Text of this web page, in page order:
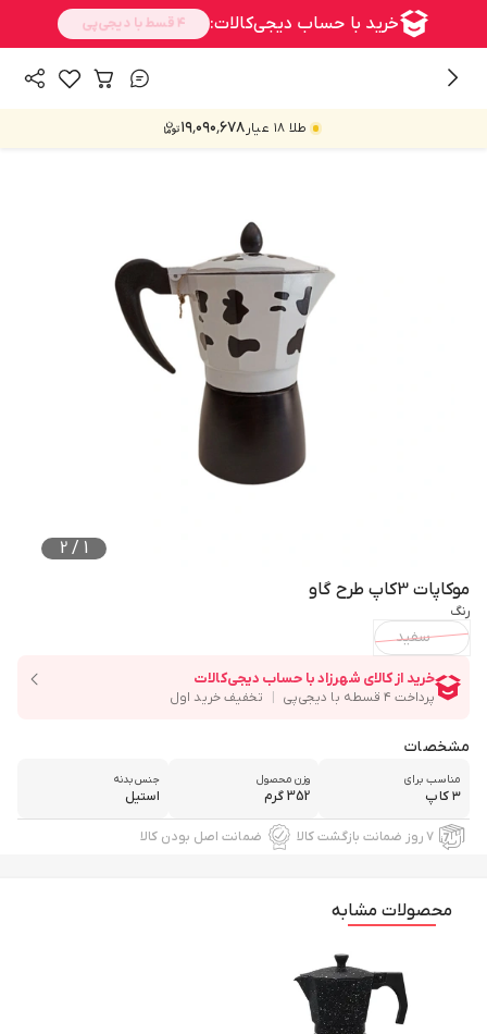
طلا ۱۸ عیار ۱۹٬۰۹۰٬۶۷۸
1
/
2
موکاپات 3کاپ طرح گاو
رنگ
سفید
مشخصات
مناسب برای
۳ کاپ
وزن محصول
352 گرم
جنس بدنه
استیل
۷ روز ضمانت بازگشت کالا ضمانت اصل بودن کالا
محصولات مشابه